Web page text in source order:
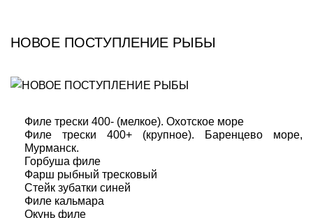
НОВОЕ ПОСТУПЛЕНИЕ РЫБЫ
Филе трески 400- (мелкое). Охотское море
Филе трески 400+ (крупное). Баренцево море,
Мурманск.
Горбуша филе
Фарш рыбный тресковый
Стейк зубатки синей
Филе кальмара
Окунь филе